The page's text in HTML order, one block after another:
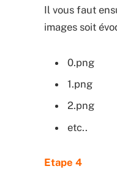
Il vous faut
images soit
0.png
1.png
2.png
etc..
Etape 4